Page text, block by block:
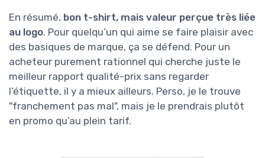
En résumé, bon t-shirt, mais valeur perçue très liée
au logo. Pour quelqu’un qui aime se faire plaisir avec
des basiques de marque, ça se défend. Pour un
acheteur purement rationnel qui cherche juste le
meilleur rapport qualité-prix sans regarder
l’étiquette, il y a mieux ailleurs. Perso, je le trouve
"franchement pas mal", mais je le prendrais plutôt
en promo qu’au plein tarif.